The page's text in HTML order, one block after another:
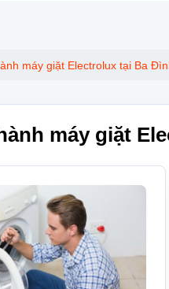
máy giặt Electrolux tại Ba
máy giặt